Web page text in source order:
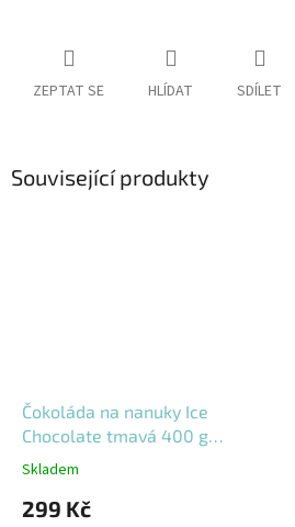
ZEPTAT SE HLÍDAT SDÍLET
Související produkty
Čokoláda na nanuky Ice
Chocolate tmavá 400 g
Callebaut bez temperace
Skladem
299 Kč